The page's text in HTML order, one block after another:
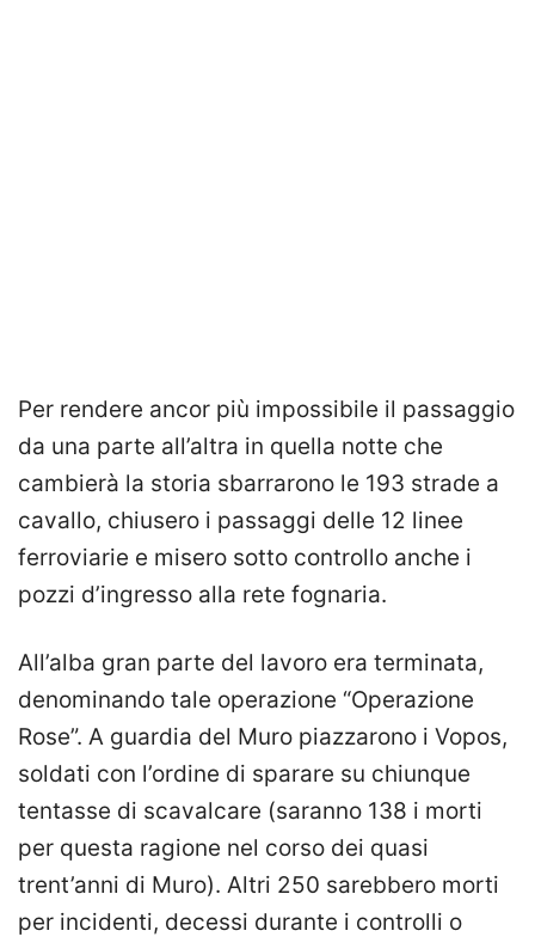
Per rendere ancor più impossibile il passaggio
da una parte all’altra in quella notte che
cambierà la storia sbarrarono le 193 strade a
cavallo, chiusero i passaggi delle 12 linee
ferroviarie e misero sotto controllo anche i
pozzi d’ingresso alla rete fognaria.
All’alba gran parte del lavoro era terminata,
denominando tale operazione “Operazione
Rose”. A guardia del Muro piazzarono i Vopos,
soldati con l’ordine di sparare su chiunque
tentasse di scavalcare (saranno 138 i morti
per questa ragione nel corso dei quasi
trent’anni di Muro). Altri 250 sarebbero morti
per incidenti, decessi durante i controlli o